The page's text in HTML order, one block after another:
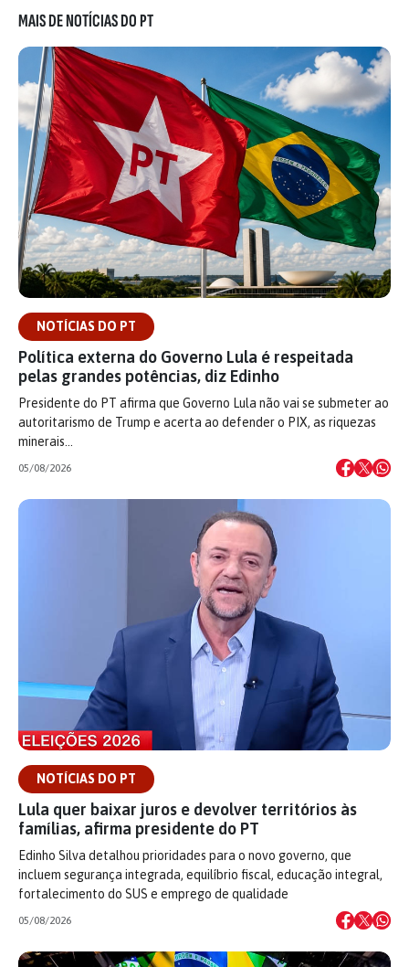
MAIS DE NOTÍCIAS DO PT
NOTÍCIAS DO PT
Política externa do Governo Lula é respeitada
pelas grandes potências, diz Edinho
Presidente do PT afirma que Governo Lula não vai se submeter ao
autoritarismo de Trump e acerta ao defender o PIX, as riquezas
minerais…
05/08/2026
NOTÍCIAS DO PT
Lula quer baixar juros e devolver territórios às
famílias, afirma presidente do PT
Edinho Silva detalhou prioridades para o novo governo, que
incluem segurança integrada, equilíbrio fiscal, educação integral,
fortalecimento do SUS e emprego de qualidade
05/08/2026